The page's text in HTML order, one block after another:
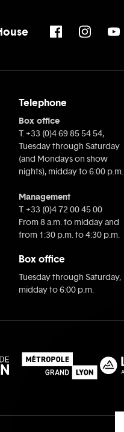
Telephone
Box office
T. +33 (0)4 69 85 54 54,
Tuesday through Saturday
(and Mondays on show
nights), midday to 6:00 p.m.
Management
T. +33 (0)4 72 00 45 00
From 8 a.m. to midday and
from 1:30 p.m. to 4:30 p.m.
Box office
Tuesday through Saturday,
midday to 6:00 p.m.